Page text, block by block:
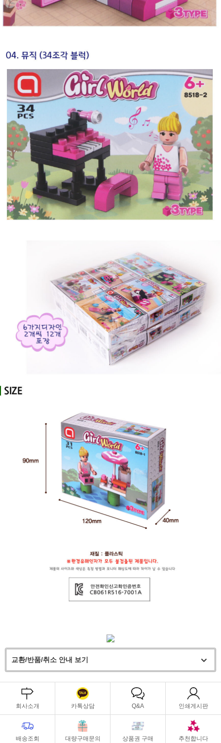
교환/반품/취소 안내 보기
회사소개 카톡상담 Q&A 인쇄게시판
배송조회 대량구매문의 상품권 구매 추천합니다